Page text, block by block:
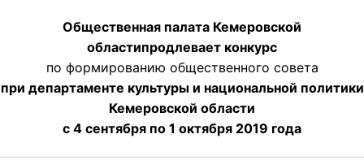
Общественная палата Кемеровской
областипродлевает конкурс
по формированию общественного совета
при департаменте культуры и национальной политики
Кемеровской области
с 4 сентября по 1 октября 2019 года